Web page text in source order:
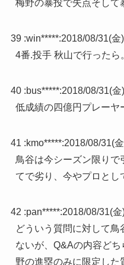
梅野の暴投で失点そして
39 :win*****:2018/08/31(金
4番.投手 秋山で行ったら
40 :bus*****:2018/08/31(金
低成績の四億円プレーヤ
41 :kmo*****:2018/08/31(
鳥谷は今シーズン限りで
てで劣り、今やプロとし
42 :pan*****:2018/08/31(
どういう質問に対して鳥
ないが、Q&Aの内容ど
野の進塁のみに限定し